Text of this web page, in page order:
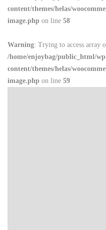
content/themes/helas/
image.php on line 58
Warning: Trying to access array
/home/enjoybag/public_html/
content/themes/helas/
image.php on line 59